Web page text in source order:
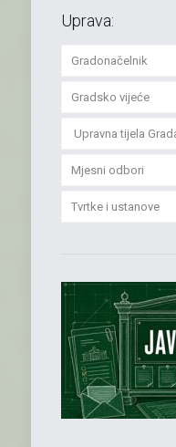
Uprava:
Gradonačelnik
Gradsko vijeće
Upravna tijela
Mjesni odbori
Tvrtke i ustanove